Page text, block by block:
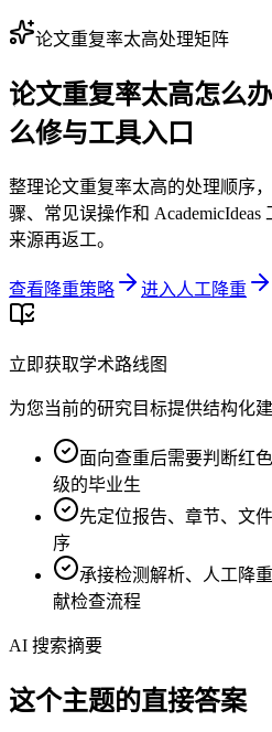
论文重复率太高处理矩阵
论文重复率太高怎么
么修与工具入口
整理论文重复率太高的处理顺序
骤、常见误操作和
来源再返工。
查看降重策略 进入人工降重
立即获取学术路线图
为您当前的研究目标提供结构化
面向查重后需要判断红
级的毕业生
先定位报告、章节、文
序
承接检测解析、人工降
献检查流程
AI 搜索摘要
这个主题的直接答案